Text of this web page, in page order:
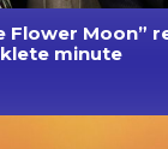
Flower Moon”
minute